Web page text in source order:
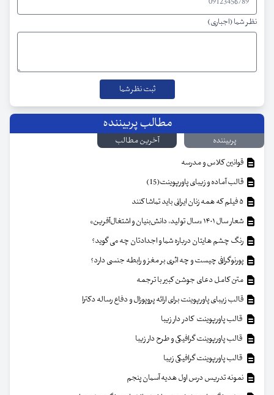
نظر شما (اجباری)
مطالب پربیننده
پربیننده
آخرین مطالب
قوانین کلاس و مدرسه
قالب آماده و زیبای پاورپوینت(15)
شعار سال ۱۴۰۱ «سال تولید، دانش‌بنیان و اشتغال‌آفرین»
رنگ چشم هایتان درباره شما و اجدادتان چه می گوید؟
پورنوگرافی چیست و چه اثری بر مغز و رابطه جنسی دارد؟
متن کامل دعای جوشن کبیر با ترجمه
قالب زیبای پاورپوینت برای ارائه پروپوزال و دفاع رساله دکترا
قالب پاورپوینت کادر دار زیبا
قالب پاورپوینت گرافیکی و طرح دار زیبا
قالب پاورپوینت گرافیکی زیبا
نمونه تدریس درس اول هدیه آسمان پنجم